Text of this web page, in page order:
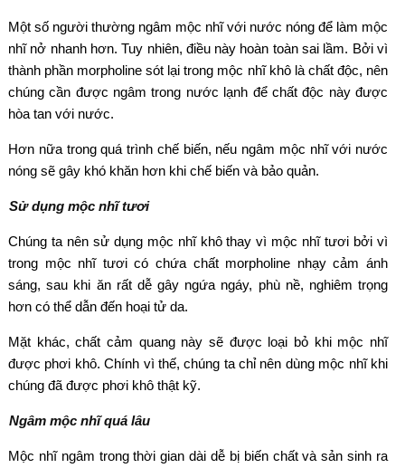
Một số người thường ngâm mộc nhĩ với nước nóng để làm mộc
nhĩ nở nhanh hơn. Tuy nhiên, điều này hoàn toàn sai lầm. Bởi vì
thành phần morpholine sót lại trong mộc nhĩ khô là chất độc, nên
chúng cần được ngâm trong nước lạnh để chất độc này được
hòa tan với nước.
Hơn nữa trong quá trình chế biến, nếu ngâm mộc nhĩ với nước
nóng sẽ gây khó khăn hơn khi chế biến và bảo quản.
Sử dụng mộc nhĩ tươi
Chúng ta nên sử dụng mộc nhĩ khô thay vì mộc nhĩ tươi bởi vì
trong mộc nhĩ tươi có chứa chất morpholine nhạy cảm ánh
sáng, sau khi ăn rất dễ gây ngứa ngáy, phù nề, nghiêm trọng
hơn có thể dẫn đến hoại tử da.
Mặt khác, chất cảm quang này sẽ được loại bỏ khi mộc nhĩ
được phơi khô. Chính vì thế, chúng ta chỉ nên dùng mộc nhĩ khi
chúng đã được phơi khô thật kỹ.
Ngâm mộc nhĩ quá lâu
Mộc nhĩ ngâm trong thời gian dài dễ bị biến chất và sản sinh ra